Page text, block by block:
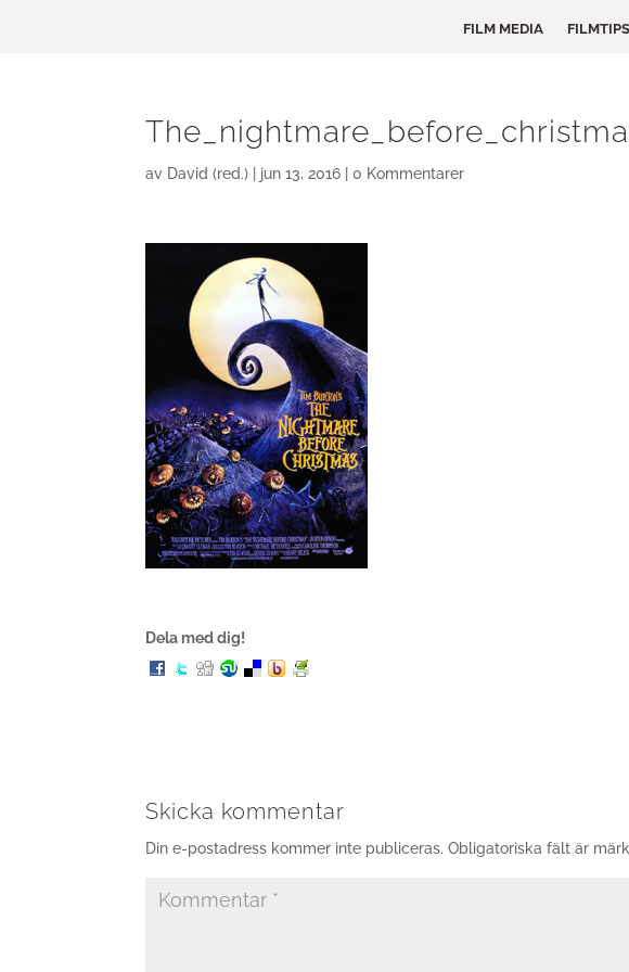
FILM MEDIA FILMTIPS
av David (red.) jun 13, 2016 |0 Kommentarer
Dela med dig!
Skicka kommentar
Din e-postadress kommer inte publiceras. Obligatoriska fält är